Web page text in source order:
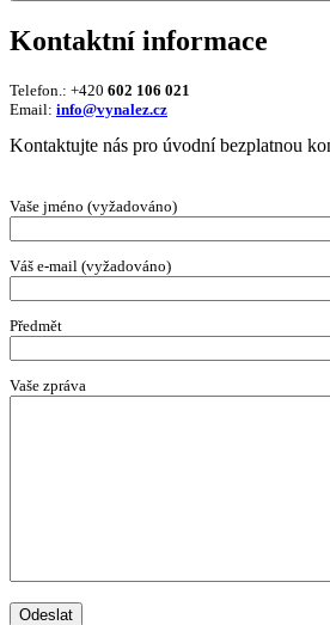
Kontaktní informace
Telefon.: +420 602 106 021
Email: info@vynalez.cz
Kontaktujte nás pro úvodní bezplatnou
Vaše jméno (vyžadováno)
Váš e-mail (vyžadováno)
Předmět
Vaše zpráva